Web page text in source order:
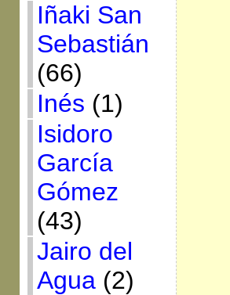
Iñaki San
Sebastián
(66)
Inés (1)
Isidoro
García
Gómez
(43)
Jairo del
Agua(2)